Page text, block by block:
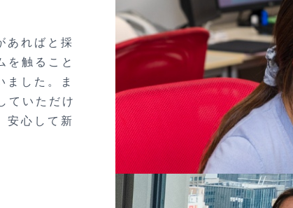
あればと採
を触ること
ました。ま
ていただけ
安心して新